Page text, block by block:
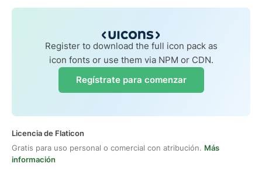
Register to download the full icon pack as
icon fonts or use them via NPM or CDN.
Regístrate para comenzar
Licencia de Flaticon
Gratis para uso personal o comercial con atribución. Más
información